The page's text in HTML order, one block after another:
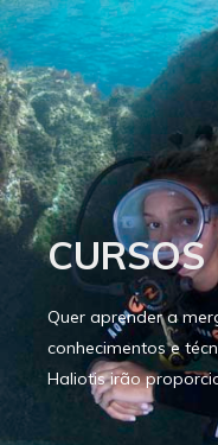
CURSOS
Quer aprender a
conhecimentos e
Haliotis irão